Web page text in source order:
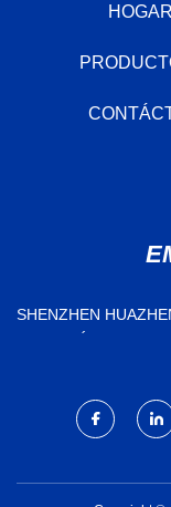
HOGAR
SHENZHEN